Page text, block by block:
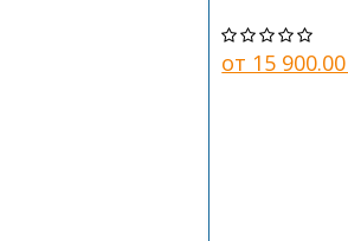
от 15